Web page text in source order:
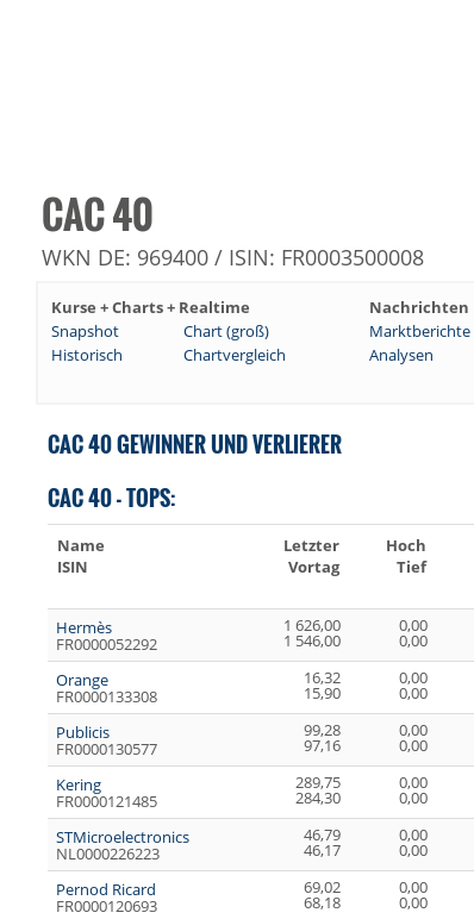
CAC 40
WKN DE: 969400 / ISIN: FR0003500008
Kurse + Charts + Realtime Nachrichten
Snapshot
Chart (groß) Marktberichte
Historisch
Chartvergleich Analysen
CAC 40 GEWINNER UND VERLIERER
CAC 40 - TOPS:
Name
ISIN
Letzter
Vortag
Hoch
Tief
Hermès
FR0000052292
1 626,00
1 546,00
0,00
0,00
Orange
FR0000133308
16,32
15,90
0,00
0,00
Publicis
FR0000130577
99,28
97,16
0,00
0,00
Kering
FR0000121485
289,75
284,30
0,00
0,00
STMicroelectronics
NL0000226223
46,79
46,17
0,00
0,00
Pernod Ricard
FR0000120693
69,02
68,18
0,00
0,00